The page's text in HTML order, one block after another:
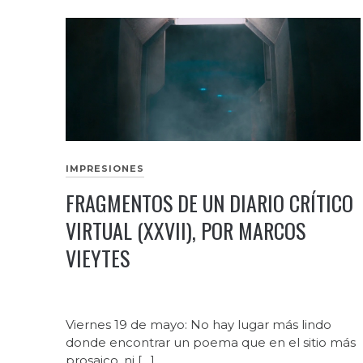
IMPRESIONES
FRAGMENTOS DE UN DIARIO CRÍTICO
VIRTUAL (XXVII), POR MARCOS
VIEYTES
Viernes 19 de mayo: No hay lugar más lindo
donde encontrar un poema que en el sitio más